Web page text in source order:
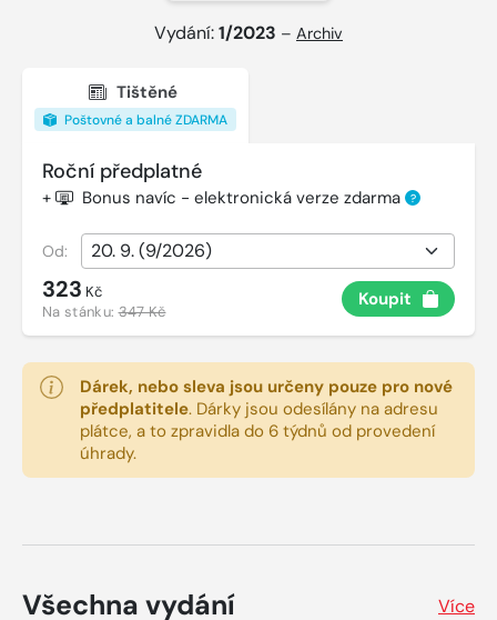
Vydání:1/2023 – Archiv
Tištěné
Poštovné a balné ZDARMA
Roční předplatné
+ Bonus navíc - elektronická verze zdarma ?
Od:
323 Kč
Na stánku:347 Kč
Koupit
Dárek, nebo sleva jsou určeny pouze pro nové
předplatitele. Dárky jsou odesílány na adresu
plátce, a to zpravidla do 6 týdnů od provedení
úhrady.
Všechna vydání Více